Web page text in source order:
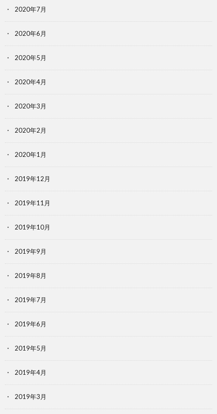
2020年7月
2020年6月
2020年5月
2020年4月
2020年3月
2020年2月
2020年1月
2019年12月
2019年11月
2019年10月
2019年9月
2019年8月
2019年7月
2019年6月
2019年5月
2019年4月
2019年3月